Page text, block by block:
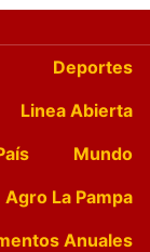
Deportes
Linea Abierta
Mundo
Agro La Pampa
Anuales